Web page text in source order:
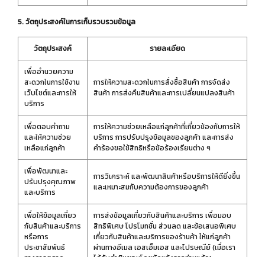
5. วัตถุประสงค์ในการเก็บรวบรวมข้อมูล
วัตถุประสงค์ รายละเอียด
เพื่ออำนวยความ
สะดวกในการใช้งาน
เว็บไซต์และการให้
บริการ
การให้ความสะดวกในการสั่งซื้อสินค้า การจัดส่ง
สินค้า การส่งคืนสินค้าและการเปลี่ยนแปลงสินค้า
เพื่อตอบคำถาม
และให้ความช่วย
เหลือแก่ลูกค้า
การให้ความช่วยเหลือแก่ลูกค้าที่เกี่ยวข้องกับการให้
บริการ การปรับปรุงข้อมูลของลูกค้า และการส่ง
คำร้องขอใช้สิทธิหรือข้อร้องเรียนต่าง ๆ
เพื่อพัฒนาและ
ปรับปรุงคุณภาพ
และบริการ
การวิเคราะห์ และพัฒนาสินค้าหรือบริการให้ดียิ่งขึ้น
และเหมาะสมกับความต้องการของลูกค้า
เพื่อให้ข้อมูลเกี่ยว
กับสินค้าและบริการ
หรือการ
ประชาสัมพันธ์
การส่งข้อมูลเกี่ยวกับสินค้าและบริการ เพื่อมอบ
สิทธิพิเศษ โปรโมทชั่น ส่วนลด และข้อเสนอพิเศษ
เกี่ยวกับสินค้าและบริการของร้านค้า ให้แก่ลูกค้า
ผ่านทางอีเมล เอสเอ็มเอส และไปรษณีย์ (เมื่อเรา